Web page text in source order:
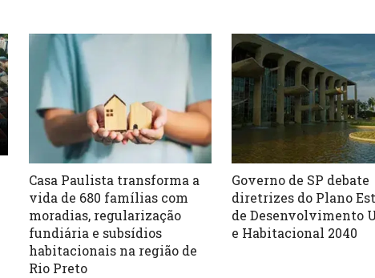
Casa Paulista transforma a
vida de 680 famílias com
moradias, regularização
fundiária e subsídios
habitacionais na região de
Rio Preto
Governo de SP debate
diretrizes do Plano
de Desenvolvimento
e Habitacional 2040